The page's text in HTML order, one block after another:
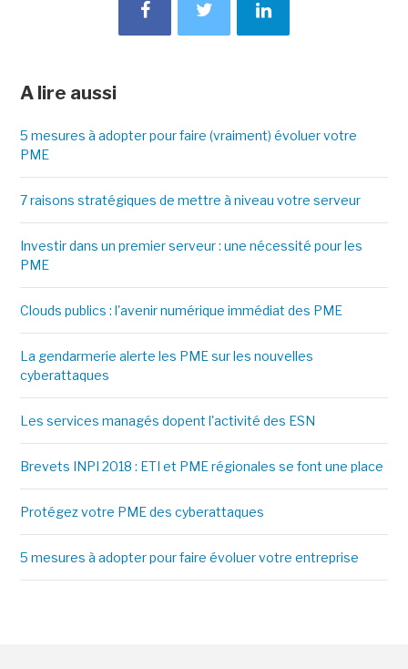
A lire aussi
5 mesures à adopter pour faire (vraiment) évoluer votre
PME
7 raisons stratégiques de mettre à niveau votre serveur
Investir dans un premier serveur : une nécessité pour les
PME
Clouds publics : l'avenir numérique immédiat des PME
La gendarmerie alerte les PME sur les nouvelles
cyberattaques
Les services managés dopent l'activité des ESN
Brevets INPI 2018 : ETI et PME régionales se font une place
Protégez votre PME des cyberattaques
5 mesures à adopter pour faire évoluer votre entreprise